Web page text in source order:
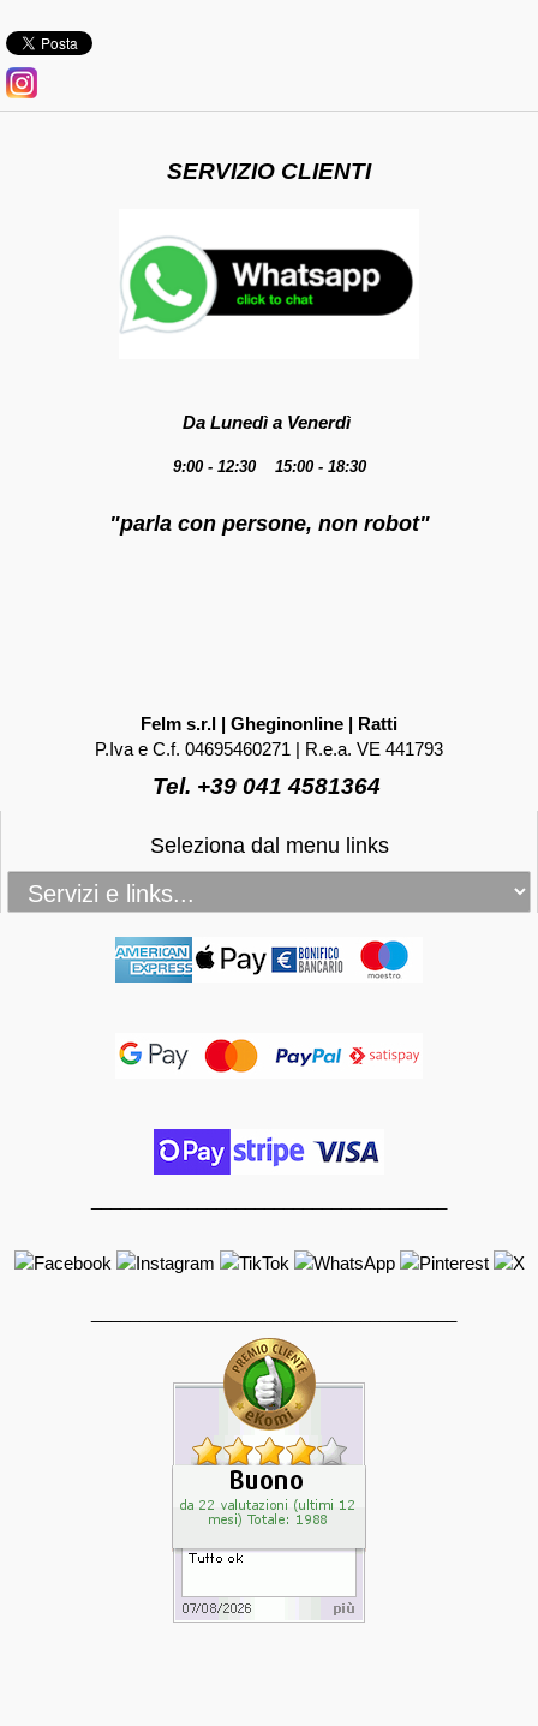
SERVIZIO CLIENTI
Da Lunedì a Venerdì
9:00 - 12:30 15:00 - 18:30
"parla con persone, non robot"
Felm s.r.l | Gheginonline | Ratti
P.Iva e C.f. 04695460271 | R.e.a. VE 441793
Tel. +39 041 4581364
Seleziona dal menu links